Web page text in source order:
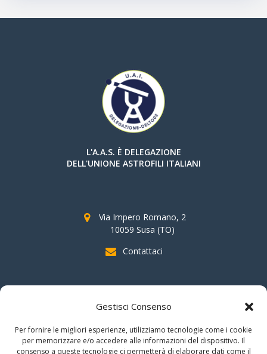
Gestisci Consenso
Per fornire le migliori esperienze, utilizziamo tecnologie come i cookie
per memorizzare e/o accedere alle informazioni del dispositivo. Il
consenso a queste tecnologie ci permetterà di elaborare dati come il
L'A.A.S. È DELEGAZIONE
DELL'UNIONE ASTROFILI ITALIANI
Via Impero Romano, 2
10059 Susa (TO)
Contattaci
SOSTIENI AAS
indicando il
C.F. 96020930010
nella dichiarazione dei redditi e
firmando per la destinazione del"cinque per mille".